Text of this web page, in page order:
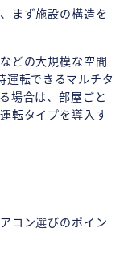
まず施設の構造を
どの大規模な空間
運転できるマルチタ
場合は、部屋ごと
転タイプを導入す
コン選びのポイン